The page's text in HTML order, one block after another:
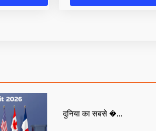
दुनिया का सबसे �...